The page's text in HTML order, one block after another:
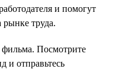
и помогут
труда.
Посмотрите
и отправьтесь